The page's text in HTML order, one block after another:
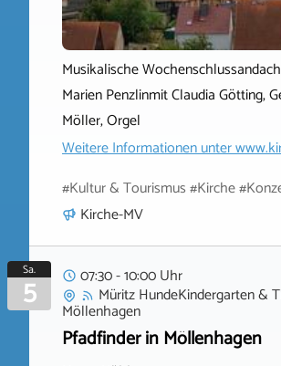
Musikalische
Marien Penzlinmit Claudia Götting,
Möller, Orgel
Weitere Informationen unter
#Kultur & Tourismus #Kirche
Kirche-MV
Sa.
5
07:30 - 10:00 Uhr
Müritz HundeKindergarten &
Möllenhagen
Pfadfinder in Möllenhagen